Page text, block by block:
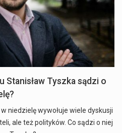
Stanisław Tyszka sądzi o
niedzielę wywołuje wiele dyskusji
ale też polityków. Co sądzi o niej